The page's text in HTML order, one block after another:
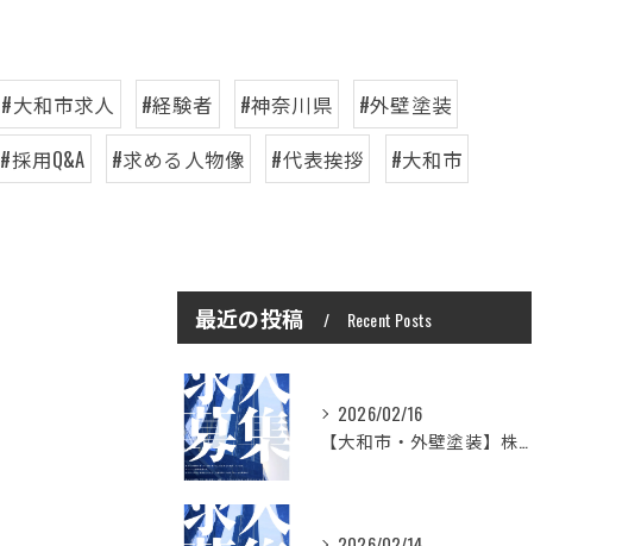
#大和市求人 #経験者 #神奈川県
#外壁塗装
#採用Q&A #求める人物像 #代表挨拶
#大和市
最近の投稿 Recent Posts
2026/02/16
【大和市・外壁塗装】株式会社シモダで一緒に働いてみませんか？職人さん募集中